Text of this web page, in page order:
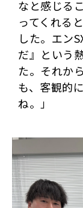
なと感じる
ってくれる
した。エン
だ』という
た。それか
も、客観的
ね。」